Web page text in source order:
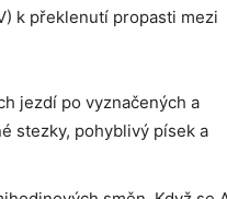
k překlenutí propasti mezi
jezdí po vyznačených a
stezky, pohyblivý písek a